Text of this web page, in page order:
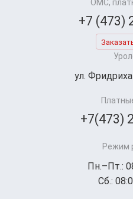
ОМС,
+7 (473)
ул.
+7(473)
Режим
Пн.–Пт.:
Сб.: